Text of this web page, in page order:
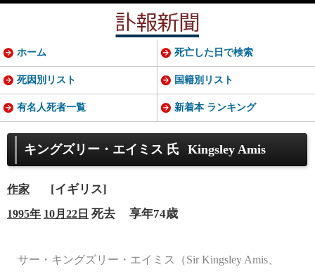
キングズリー・エイミス 氏 Kingsley Amis
作家 [イギリス]
1995年 10月22日 死去 享年74歳
サー・キングズリー・エイミス（Sir Kingsley Amis、
ホーム 死亡した日で検索
死因別リスト 国籍別リスト
有名人死者一覧 新着本 ランキング